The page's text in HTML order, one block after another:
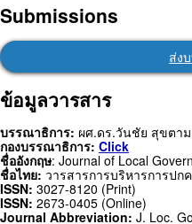
Submissions
ส่ง
ข้อมูลวารสาร
บรรณาธิการ: ผศ.ดร.วันชัย สุขตาม
กองบรรณาธิการ: Click
ชื่ออังกฤษ: Journal of Local
ชื่อไทย: วารสารการบริหารการปก
ISSN: 3027-8120 (Print)
ISSN: 2673-0405 (Online)
Journal Abbreviation: J. Loc.